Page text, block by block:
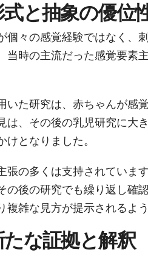
と抽象の優位
々の感覚経験ではなく、
時の主流だった感覚要素
いた研究は、赤ちゃんが感
は、その後の乳児研究に大
となりました。
張の多くは支持されていま
の後の研究でも繰り返し確
雑な見方が提示されるよ
な証拠と解釈